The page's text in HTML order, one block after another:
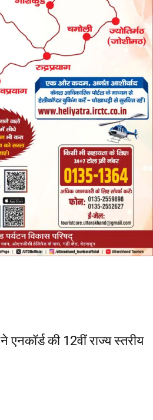
एनकॉर्ड की 12वीं राज्य स्तरीय